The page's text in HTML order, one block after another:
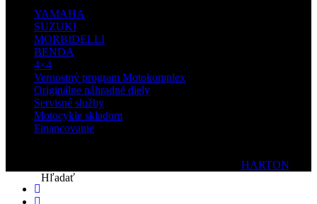
YAMAHA
SUZUKI
MORBIDELLI
BENDA
4×4
Vernostný program Motokomplex
Originálne náhradné diely
Servisné služby
Motocykle skladom
Financovanie
HARTON
Hľadať